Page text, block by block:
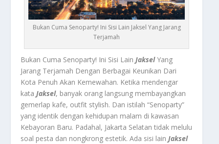
Bukan Cuma Senoparty! Ini Sisi Lain Jaksel Yang Jarang
Terjamah
Bukan Cuma Senoparty! Ini Sisi LainJakselYang
Jarang Terjamah Dengan Berbagai Keunikan Dari
Kota Penuh Akan Kemewahan. Ketika mendengar
kataJaksel, banyak orang langsung membayangkan
gemerlap kafe, outfit stylish. Dan istilah “Senoparty”
yang identik dengan kehidupan malam di kawasan
Kebayoran Baru. Padahal, Jakarta Selatan tidak melulu
soal pesta dan nongkrong estetik. Ada sisi lainJaksel